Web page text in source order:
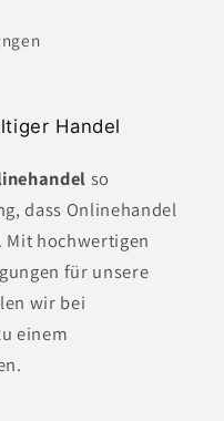
Handel
so
dass Onlinehandel
hochwertigen
für unsere
wir bei
einem